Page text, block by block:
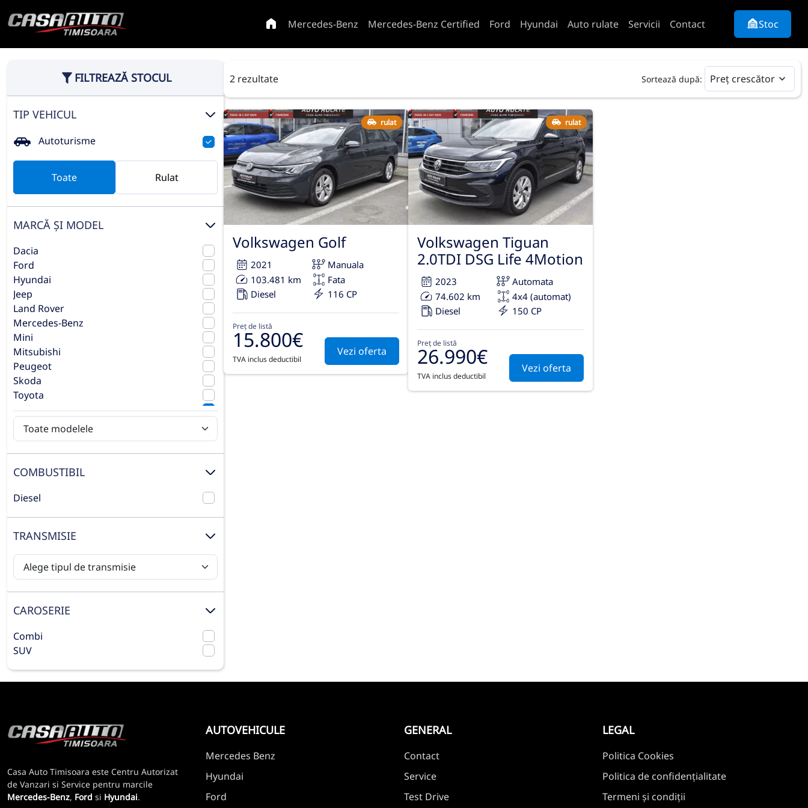
Mercedes-Benz Mercedes-Benz Certified Ford Hyundai Auto rulate Servicii Contact Stoc
FILTREAZĂ STOCUL
TIP VEHICUL
Autoturisme
Toate Rulat
MARCĂ ȘI MODEL
Dacia
Ford
Hyundai
Jeep
Land Rover
Mercedes-Benz
Mini
Mitsubishi
Peugeot
Skoda
Toyota
Volkswagen
Volvo
COMBUSTIBIL
Diesel
TRANSMISIE
CAROSERIE
Combi
SUV
2 rezultate Sortează după: Preț crescător
rulat
Volkswagen Golf
2021
Manuala
103.481 km
Fata
Diesel
116 CP
Preț de listă
15.800€
TVA inclus deductibil
Vezi oferta
rulat
Volkswagen Tiguan
2.0TDI DSG Life 4Motion
2023
Automata
74.602 km
4x4 (automat)
Diesel
150 CP
Preț de listă
26.990€
TVA inclus deductibil
Vezi oferta
Casa Auto Timisoara este Centru Autorizat
de Vanzari si Service pentru marcile
Mercedes-Benz, Ford si Hyundai.
AUTOVEHICULE
Mercedes Benz
Hyundai
Ford
GENERAL
Contact
Service
Test Drive
LEGAL
Politica Cookies
Politica de confidențialitate
Termeni și condiții